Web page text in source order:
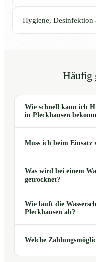
Hygiene, Desinfektion
Häufig
Wie schnell kann ich
in Pleckhausen
Muss ich beim Einsatz
Was wird bei einem
getrocknet?
Wie läuft die
Pleckhausen ab?
Welche